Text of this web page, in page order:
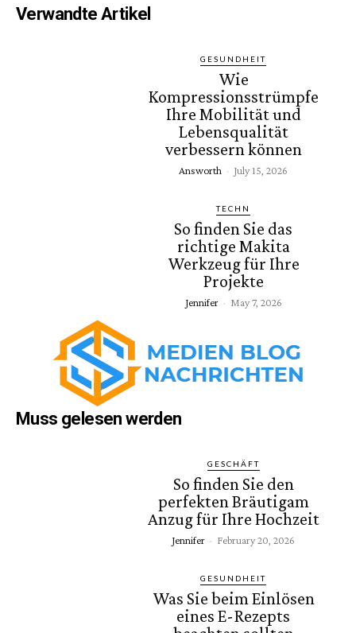
Verwandte Artikel
GESUNDHEIT
Wie
Kompressionsstrümpfe
Ihre Mobilität und
Lebensqualität
verbessern können
Answorth - July 15, 2026
TECHN
So finden Sie das
richtige Makita
Werkzeug für Ihre
Projekte
Jennifer - May 7, 2026
Muss gelesen werden
GESCHÄFT
So finden Sie den
perfekten Bräutigam
Anzug für Ihre Hochzeit
Jennifer - February 20, 2026
GESUNDHEIT
Was Sie beim Einlösen
eines E-Rezepts